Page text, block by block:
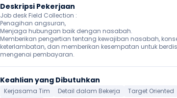
Deskripsi Pekerjaan
Job desk Field Collection :
Penagihan angsuran,
Menjaga hubungan baik dengan nasabah.
Memberikan pengertian tentang kewajiban nasabah,
keterlambatan, dan memberikan kesempatan untuk
mengenai pembayaran.
Keahlian yang Dibutuhkan
Kerjasama Tim Detail dalam Bekerja
Target Oriented